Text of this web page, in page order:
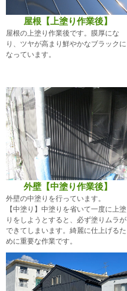
屋根【上塗り作業後】
屋根の上塗り作業後です。膜厚にな
り、ツヤが高まり鮮やかなブラックに
なっています。
外壁【中塗り作業後】
外壁の中塗りを行っています。
【中塗り】中塗りを省いて一度に上塗
りをしようとすると、必ず塗りムラが
できてしまいます。綺麗に仕上げるた
めに重要な作業です。